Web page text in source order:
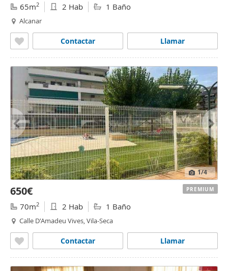
65m2 2 Hab 1 Baño
Alcanar
Llamar
Contactar
1/4
650€
70m2 2 Hab 1 Baño
Calle D'Amadeu Vives, Vila-Seca
Llamar
Contactar
PREMIUM